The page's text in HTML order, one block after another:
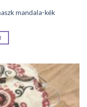
mandala-kék